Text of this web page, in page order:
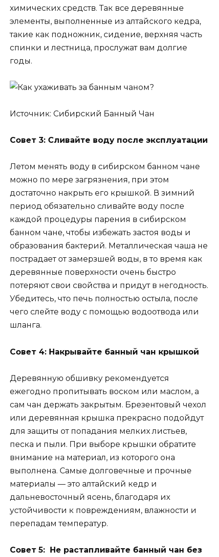
химических средств. Так все деревянные
элементы, выполненные из алтайского кедра,
такие как подножник, сидение, верхняя часть
спинки и лестница, прослужат вам долгие
годы.
Источник: Сибирский Банный Чан
Совет 3: Сливайте воду после эксплуатации
Летом менять воду в сибирском банном чане
можно по мере загрязнения, при этом
достаточно накрыть его крышкой. В зимний
период обязательно сливайте воду после
каждой процедуры парения в сибирском
банном чане, чтобы избежать застоя воды и
образования бактерий. Металлическая чаша не
пострадает от замерзшей воды, в то время как
деревянные поверхности очень быстро
потеряют свои свойства и придут в негодность.
Убедитесь, что печь полностью остыла, после
чего слейте воду с помощью водоотвода или
шланга.
Совет 4: Накрывайте банный чан крышкой
Деревянную обшивку рекомендуется
ежегодно пропитывать воском или маслом, а
сам чан держать закрытым. Брезентовый чехол
или деревянная крышка прекрасно подойдут
для защиты от попадания мелких листьев,
песка и пыли. При выборе крышки обратите
внимание на материал, из которого она
выполнена. Самые долговечные и прочные
материалы — это алтайский кедр и
дальневосточный ясень, благодаря их
устойчивости к повреждениям, влажности и
перепадам температур.
Совет 5: Не растапливайте банный чан без